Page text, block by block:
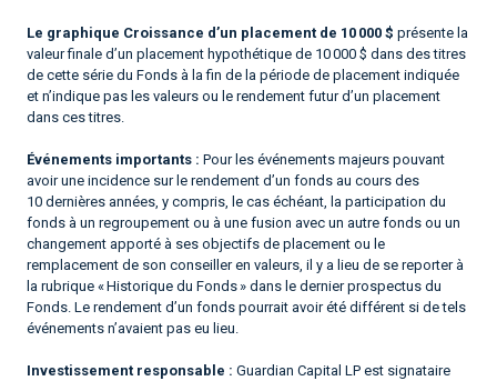
Le graphique Croissance d’un placement de 10 000 $ présente la
valeur finale d’un placement hypothétique de 10 000 $ dans des titres
de cette série du Fonds à la fin de la période de placement indiquée
et n’indique pas les valeurs ou le rendement futur d’un placement
dans ces titres.
Événements importants : Pour les événements majeurs pouvant
avoir une incidence sur le rendement d’un fonds au cours des
10 dernières années, y compris, le cas échéant, la participation du
fonds à un regroupement ou à une fusion avec un autre fonds ou un
changement apporté à ses objectifs de placement ou le
remplacement de son conseiller en valeurs, il y a lieu de se reporter à
la rubrique « Historique du Fonds » dans le dernier prospectus du
Fonds. Le rendement d’un fonds pourrait avoir été différent si de tels
événements n’avaient pas eu lieu.
Investissement responsable : Guardian Capital LP est signataire